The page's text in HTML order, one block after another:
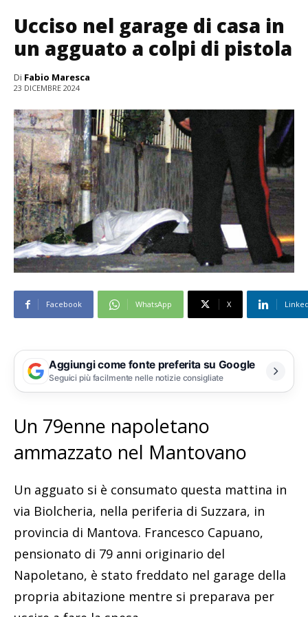
Ucciso nel garage di casa in
un agguato a colpi di pistola
Di Fabio Maresca
23 DICEMBRE 2024
Facebook WhatsApp X
Aggiungi come fonte preferita su Google
Seguici più facilmente nelle notizie consigliate
Un 79enne napoletano
ammazzato nel Mantovano
Un agguato si è consumato questa mattina in
via Biolcheria, nella periferia di Suzzara, in
provincia di Mantova. Francesco Capuano,
pensionato di 79 anni originario del
Napoletano, è stato freddato nel garage della
propria abitazione mentre si preparava per